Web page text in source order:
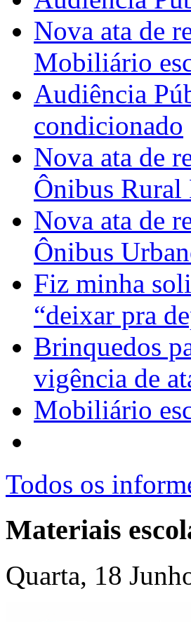
Nova ata de
Mobiliário
Audiência
condicionado
Nova ata de
Ônibus Rural
Nova ata de
Ônibus
Fiz minha
“deixar pra
Brinquedos
vigência de
Mobiliário
Todos os
Materiais
Quarta, 18